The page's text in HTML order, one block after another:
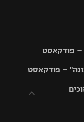
– פודקאסט
– פודקאסט